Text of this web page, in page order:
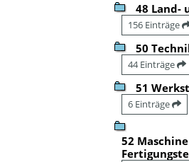
48 Land-
156 Einträge
50
44 Einträge
51
6 Einträge
52